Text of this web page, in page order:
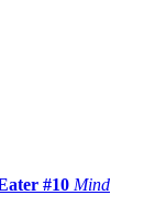
#10 Mind